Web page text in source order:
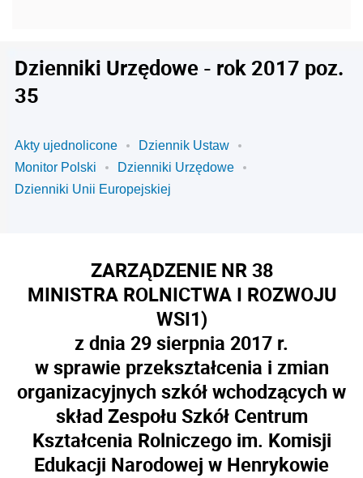
Dzienniki Urzędowe - rok 2017 poz.
35
Akty ujednolicone
Dziennik Ustaw
Monitor Polski
Dzienniki Urzędowe
Dzienniki Unii Europejskiej
ZARZĄDZENIE NR 38
MINISTRA ROLNICTWA I ROZWOJU
WSI1)
z dnia 29 sierpnia 2017 r.
w sprawie przekształcenia i zmian
organizacyjnych szkół wchodzących w
skład Zespołu Szkół Centrum
Kształcenia Rolniczego im. Komisji
Edukacji Narodowej w Henrykowie